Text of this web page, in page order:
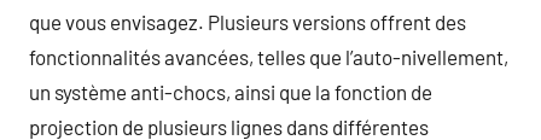
que vous envisagez. Plusieurs versions offrent des
fonctionnalités avancées, telles que l’auto-nivellement,
un système anti-chocs, ainsi que la fonction de
projection de plusieurs lignes dans différentes